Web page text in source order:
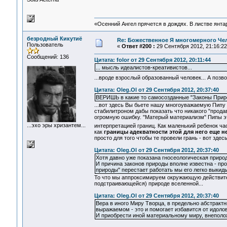
«Осенний Ангел прячется в дождях. В листве
безродный Кикутиё
Пользователь
Сообщений: 136
...эхо эры хризантем...
Re: Божественное Я многомерного
« Ответ #200 : 29 Сентября 2012,
Цитата: folor от 29 Сентября 2012, 20:11:44
... мысль идеалистов-креативистов...
...вроде взрослый образованный человек... А
Цитата: Oleg.Ol от 29 Сентября 2012, 20:37:40
ВЕРИШЬ в какие то самосозданные "Законы
...вот здесь Вы бьете нашу многоуважаемую
стабилитроном дабы показать что никакого
огромную ошибку. "Матерый материализм" Пипы
интерпретацией границ. Как маленький ребенок
как границы адекватности этой для него еще
просто для того чтобы те провели грань - вот
Цитата: Oleg.Ol от 29 Сентября 2012, 20:37:40
Хотя давно уже показана гносеологическая
И причина законов природы вполне известна -
природы" перестает работать мы его легко
То что мы аппроксимируем окружающую
подстраивающейся) природе вселенной...
Цитата: Oleg.Ol от 29 Сентября 2012, 20:37:40
Вера в иного Миру Творца, в предельно
выражаемом - это и помогает избавится от
И приобрести иной материальному миру,